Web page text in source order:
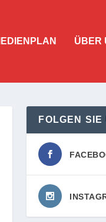
ÜBER
FOLGEN SIE